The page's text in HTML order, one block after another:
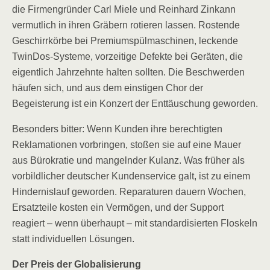
die Firmengründer Carl Miele und Reinhard Zinkann
vermutlich in ihren Gräbern rotieren lassen. Rostende
Geschirrkörbe bei Premiumspülmaschinen, leckende
TwinDos-Systeme, vorzeitige Defekte bei Geräten, die
eigentlich Jahrzehnte halten sollten. Die Beschwerden
häufen sich, und aus dem einstigen Chor der
Begeisterung ist ein Konzert der Enttäuschung geworden.
Besonders bitter: Wenn Kunden ihre berechtigten
Reklamationen vorbringen, stoßen sie auf eine Mauer
aus Bürokratie und mangelnder Kulanz. Was früher als
vorbildlicher deutscher Kundenservice galt, ist zu einem
Hindernislauf geworden. Reparaturen dauern Wochen,
Ersatzteile kosten ein Vermögen, und der Support
reagiert – wenn überhaupt – mit standardisierten Floskeln
statt individuellen Lösungen.
Der Preis der Globalisierung